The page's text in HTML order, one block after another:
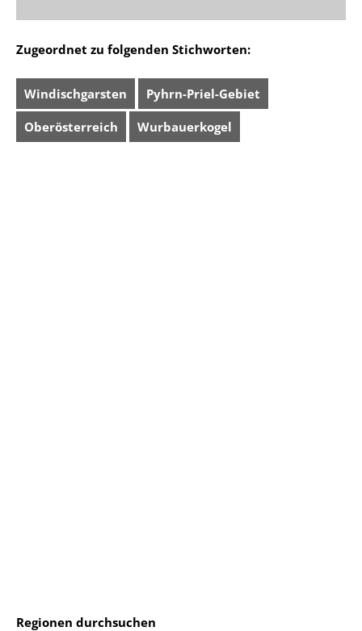
Zugeordnet zu folgenden Stichworten:
Windischgarsten Pyhrn-Priel-Gebiet
Oberösterreich Wurbauerkogel
Regionen durchsuchen